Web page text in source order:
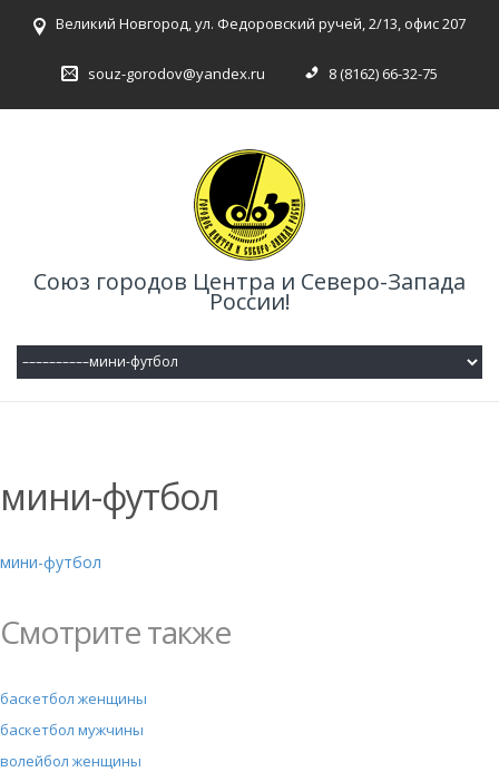
Великий Новгород, ул. Федоровский ручей, 2/13, офис 207
souz-gorodov@yandex.ru 8 (8162) 66-32-75
Союз городов Центра и Северо-Запада
России!
мини-футбол
мини-футбол
Смотрите также
баскетбол женщины
баскетбол мужчины
волейбол женщины